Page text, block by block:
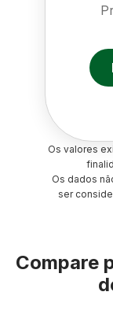
Os valores
Os dados
ser
Compare